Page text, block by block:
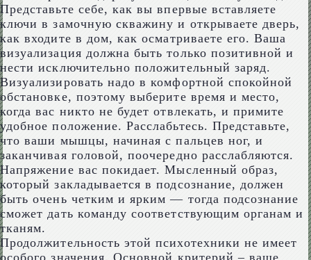
Представьте себе, как вы впервые вставляете
ключи в замочную скважину и открываете дверь,
как входите в дом, как осматриваете его. Ваша
визуализация должна быть только позитивной и
нести исключительно положительный заряд.
Визуализировать надо в комфортной спокойной
обстановке, поэтому выберите время и место,
когда вас никто не будет отвлекать, и примите
удобное положение. Расслабьтесь. Представьте,
что ваши мышцы, начиная с пальцев ног, и
заканчивая головой, поочередно расслабляются.
Напряжение вас покидает. Мысленный образ,
который закладывается в подсознание, должен
быть очень четким и ярким — тогда подсознание
сможет дать команду соответствующим органам и
тканям.
Продолжительность этой психотехники не имеет
особого значения. Основной критерий – ваше